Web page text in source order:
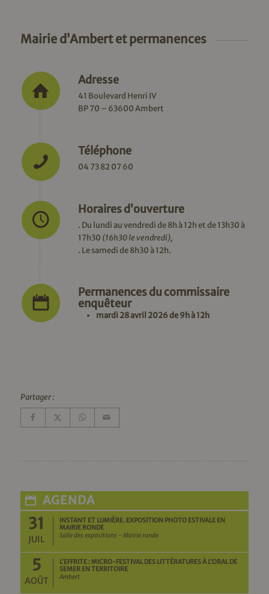
Mairie d’Ambert et permanences
Adresse
41 Boulevard Henri IV
BP 70 – 63600 Ambert
Téléphone
04 73 82 07 60
Horaires d’ouverture
. Du lundi au vendredi de 8h à 12h et de 13h30 à
17h30 (16h30 le vendredi),
. Le samedi de 8h30 à 12h.
Permanences du commissaire
enquêteur
mardi 28 avril 2026 de 9h à 12h
Partager :
AGENDA
31
JUIL
INSTANT ET LUMIÈRE. EXPOSITION PHOTO ESTIVALE EN
MAIRIE RONDE
Salle des expositions - Mairie ronde
5
AOÛT
L’EFFRITE : MICRO-FESTIVAL DES LITTÉRATURES À L’ORAL DE
SEMER EN TERRITOIRE
Ambert